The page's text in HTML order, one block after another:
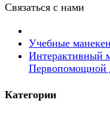
Связаться с нами
Учебные
Интерактивный
Первопомощной
Категории